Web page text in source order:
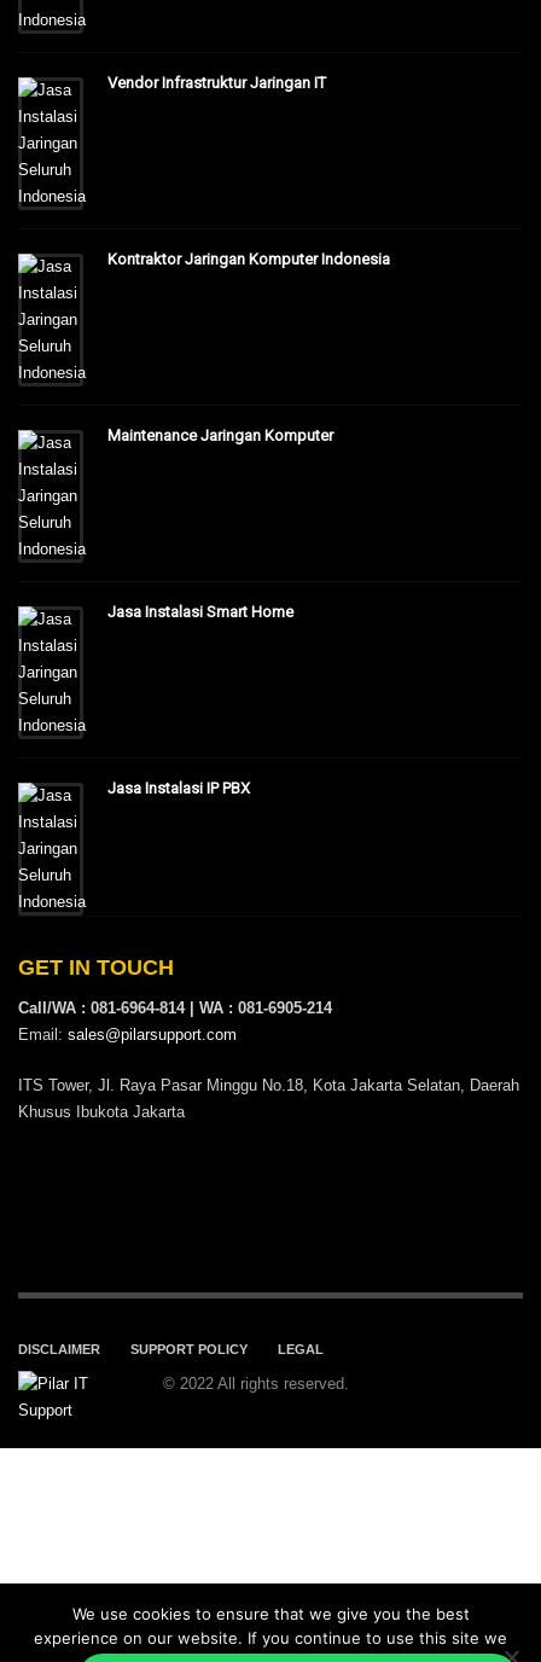
Vendor Infrastruktur Jaringan IT
Kontraktor Jaringan Komputer Indonesia
Maintenance Jaringan Komputer
Jasa Instalasi Smart Home
Jasa Instalasi IP PBX
GET IN TOUCH
Call/WA : 081-6964-814 | WA : 081-6905-214
Email: sales@pilarsupport.com
ITS Tower, Jl. Raya Pasar Minggu No.18, Kota Jakarta Selatan, Daerah
Khusus Ibukota Jakarta
DISCLAIMER SUPPORT POLICY LEGAL
© 2022 All rights reserved.
We use cookies to ensure that we give you the best
experience on our website. If you continue to use this site we